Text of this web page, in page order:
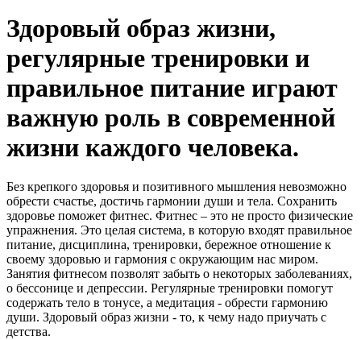
Здоровый образ жизни,
регулярные тренировки и
правильное питание играют
важную роль в современной
жизни каждого человека.
Без крепкого здоровья и позитивного мышления невозможно
обрести счастье, достичь гармонии души и тела. Сохранить
здоровье поможет фитнес. Фитнес – это не просто физические
упражнения. Это целая система, в которую входят правильное
питание, дисциплина, тренировки, бережное отношение к
своему здоровью и гармония с окружающим нас миром.
Занятия фитнесом позволят забыть о некоторых заболеваниях,
о бессонице и депрессии. Регулярные тренировки помогут
содержать тело в тонусе, а медитация - обрести гармонию
души. Здоровый образ жизни - то, к чему надо приучать с
детства.